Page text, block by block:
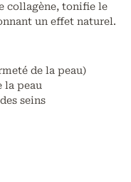
collagène, tonifie le
un effet naturel.
de la peau)
la peau
seins